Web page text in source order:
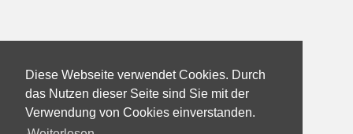
Diese Webseite verwendet Cookies. Durch
das Nutzen dieser Seite sind Sie mit der
Verwendung von Cookies einverstanden.